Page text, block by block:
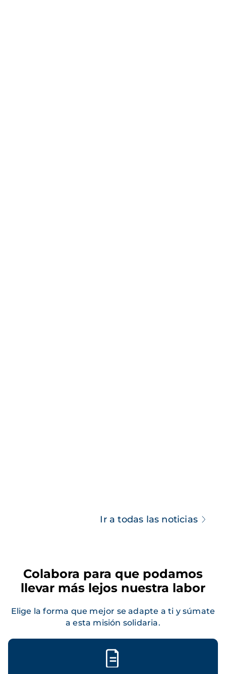
Ir a todas las noticias
Colabora para que podamos
llevar más lejos nuestra labor
Elige la forma que mejor se adapte a ti y súmate
a esta misión solidaria.